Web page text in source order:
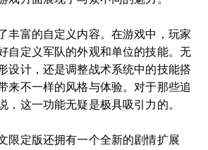
丰富的自定义内容。在游戏中，玩家
自定义军队的外观和单位的技能。无
设计，还是调整战术系统中的技能搭
来不一样的风格与体验。对于那些追
，这一功能无疑是极具吸引力的。
限定版还拥有一个全新的剧情扩展